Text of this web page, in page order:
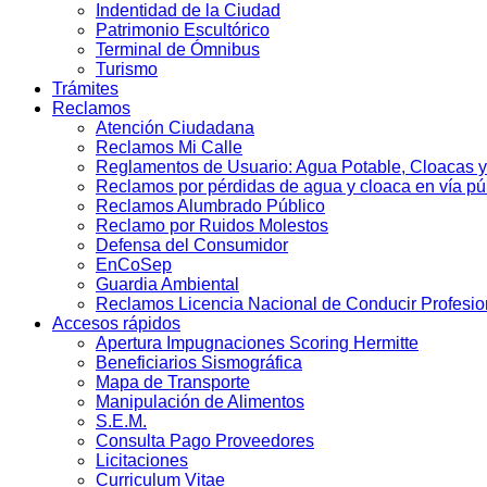
Indentidad de la Ciudad
Patrimonio Escultórico
Terminal de Ómnibus
Turismo
Trámites
Reclamos
Atención Ciudadana
Reclamos Mi Calle
Reglamentos de Usuario: Agua Potable, Cloacas
Reclamos por pérdidas de agua y cloaca en vía
Reclamos Alumbrado Público
Reclamo por Ruidos Molestos
Defensa del Consumidor
EnCoSep
Guardia Ambiental
Reclamos Licencia Nacional de Conducir
Accesos rápidos
Apertura Impugnaciones Scoring Hermitte
Beneficiarios Sismográfica
Mapa de Transporte
Manipulación de Alimentos
S.E.M.
Consulta Pago Proveedores
Licitaciones
Curriculum Vitae